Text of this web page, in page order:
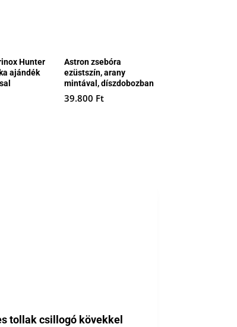
Hunter
ajándék
Astron zsebóra
ezüstszín, arany
mintával, díszdobozban
39.800 Ft
tollak csillogó kövekkel